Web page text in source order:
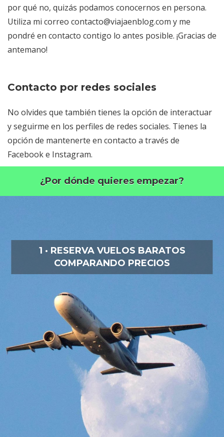
por qué no, quizás podamos conocernos en persona.
Utiliza mi correo contacto@viajaenblog.com y me
pondré en contacto contigo lo antes posible. ¡Gracias de
antemano!
Contacto por redes sociales
No olvides que también tienes la opción de interactuar
y seguirme en los perfiles de redes sociales. Tienes la
opción de mantenerte en contacto a través de
Facebook e Instagram.
¿Por dónde quieres empezar?
1 · RESERVA VUELOS BARATOS
COMPARANDO PRECIOS